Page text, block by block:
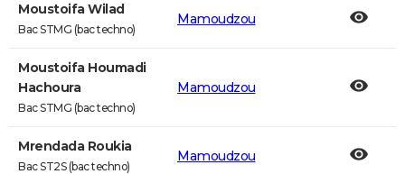
Moustoifa Wilad
Bac STMG (bac techno)
Mamoudzou
Moustoifa Houmadi
Hachoura
Bac STMG (bac techno)
Mamoudzou
Mrendada Roukia
Bac ST2S (bac techno)
Mamoudzou